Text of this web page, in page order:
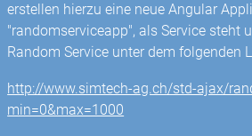
erstellen hierzu eine neue Angular
"randomserviceapp", als Service steht
Random Service unter dem folgenden
http://www.simtech-ag.ch/std-ajax/
min=0&max=1000